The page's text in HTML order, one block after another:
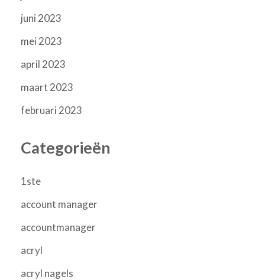
juni 2023
mei 2023
april 2023
maart 2023
februari 2023
Categorieën
1ste
account manager
accountmanager
acryl
acryl nagels